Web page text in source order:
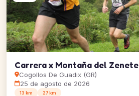
Carrera x Montaña del Zenete
Cogollos De Guadix (GR)
25 de agosto de 2026
13 km 27 km